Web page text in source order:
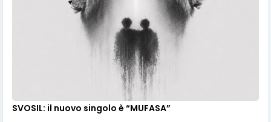
SVOSIL: il nuovo singolo è “MUFASA”